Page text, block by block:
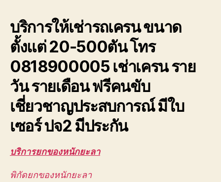
ของ
หนัก
ขึ้น
ดาดฟ้า
ตึก
สูง
ยก
ส่ง
บริการให้เช่ารถเครน ขนาด
ตั้งแต่ 20-500ตัน โทร
0818900005 เช่าเครน ราย
วัน รายเดือน ฟรีคนขับ
เชี่ยวชาญประสบการณ์ มีใบ
เซอร์ ปจ2 มีประกัน
บริการยกของหนักยะลา
พิกัดยกของหนักยะลา